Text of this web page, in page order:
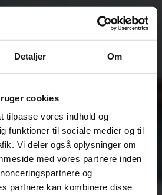
Detaljer Om
cookies
tilpasse vores indhold og
funktioner til sociale medier og til
Vi deler også oplysninger om
med vores partnere inden
og
partnere kan kombinere disse